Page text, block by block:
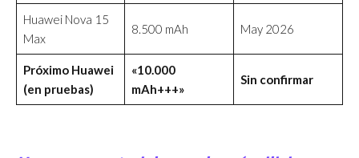
Huawei Nova 15
Max
8.500 mAh May 2026
Próximo Huawei
(en pruebas)
«10.000
mAh+++»
Sin confirmar